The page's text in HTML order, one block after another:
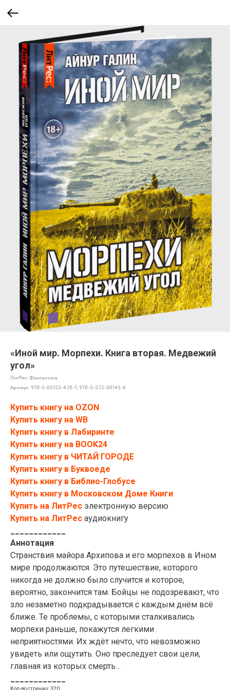
«Иной мир. Морпехи. Книга вторая. Медвежий
угол»
ЛитРес: Фантастика
Артикул: 978-5-00155-438-7, 978-5-535-00145-6
Купить книгу на OZON
Купить книгу на WB
Купить книгу в Лабиринте
Купить книгу на BOOK24
Купить книгу в ЧИТАЙ ГОРОДЕ
Купить книгу в Буквоеде
Купить книгу в Библио-Глобусе
Купить книгу в Московском Доме Книги
Купить на ЛитРес электронную версию
Купить на ЛитРес аудиокнигу
Аннотация
Странствия майора Архипова и его морпехов в Ином
мире продолжаются. Это путешествие, которого
никогда не должно было случится и которое,
вероятно, закончится там. Бойцы не подозревают, что
зло незаметно подкрадывается с каждым днём всё
ближе. Те проблемы, с которыми сталкивались
морпехи раньше, покажутся легкими
неприятностями. Их ждёт нечто, что невозможно
увидеть или ощутить. Оно преследует свои цели,
главная из которых смерть…
Кол-во страниц: 320